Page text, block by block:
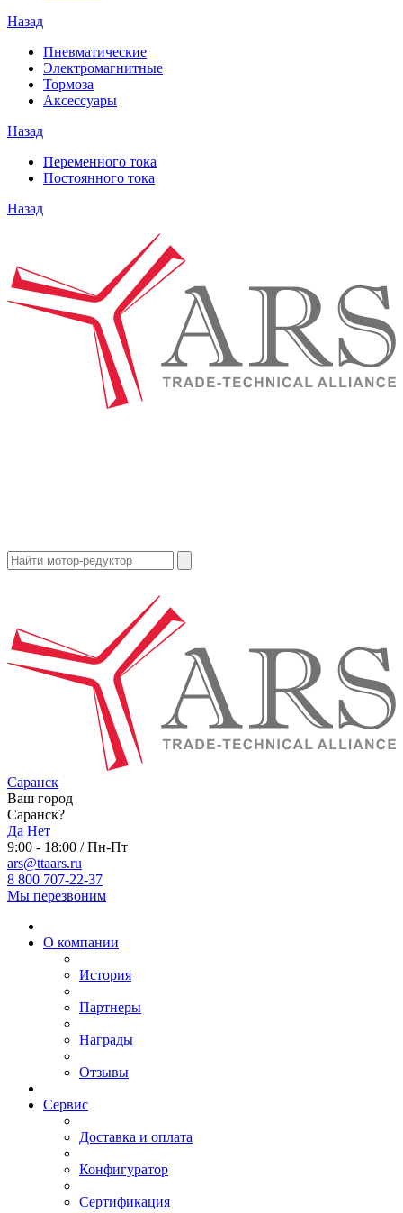
Назад
Пневматические
Электромагнитные
Тормоза
Аксессуары
Назад
Переменного тока
Постоянного тока
Назад
Саранск
Ваш город
Саранск?
Да Нет
9:00 - 18:00 / Пн-Пт
ars@ttaars.ru
8 800 707-22-37
Мы перезвоним
О компании
История
Партнеры
Награды
Отзывы
Сервис
Доставка и оплата
Конфигуратор
Сертификация